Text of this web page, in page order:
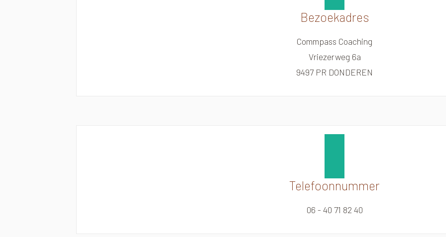
Bezoekadres
Commpass Coaching
Vriezerweg 6a
9497 PR DONDEREN
Telefoonnummer
06 - 40 71 82 40